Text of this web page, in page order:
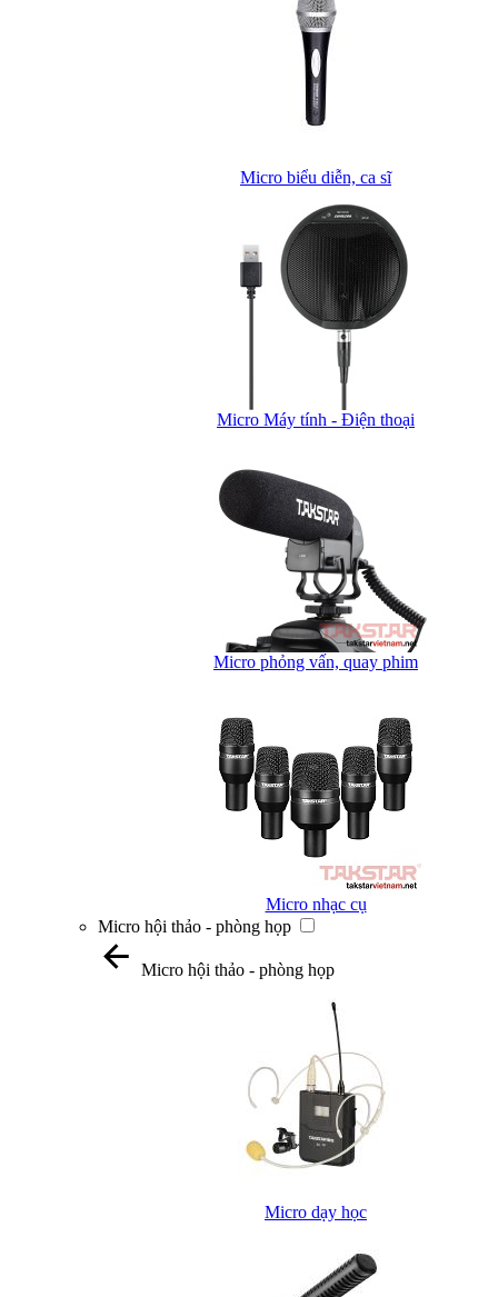
Micro biểu diễn, ca sĩ
Micro Máy tính - Điện thoại
Micro phỏng vấn, quay phim
Micro nhạc cụ
Micro hội thảo - phòng họp
Micro hội thảo - phòng họp
Micro dạy học